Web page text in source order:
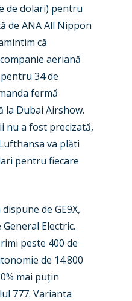
de dolari) pentru
de ANA All Nippon
că
aeriană
34 de
fermă
la Dubai Airshow.
nu a fost precizată,
va plăti
pentru fiecare
de GE9X,
Electric.
peste 400 de
de 14.800
mai puțin
777. Varianta
Paris 2025
Farnborough 2024
Paris 2023
Dubai 2019
Paris 2019
Military
Trip Reports
Marketplace
Jobs
Contact